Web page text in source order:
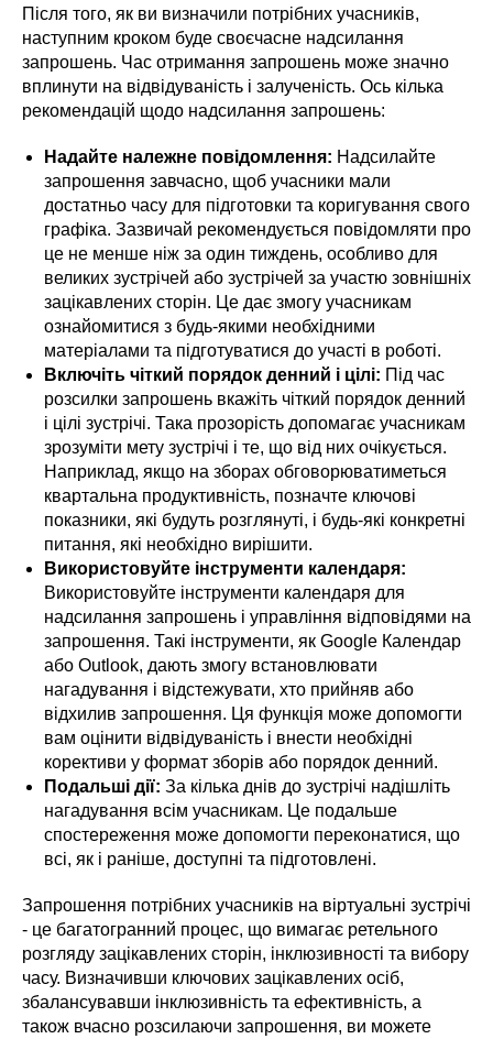
Після того, як ви визначили потрібних учасників,
наступним кроком буде своєчасне надсилання
запрошень. Час отримання запрошень може значно
вплинути на відвідуваність і залученість. Ось кілька
рекомендацій щодо надсилання запрошень:
Надайте належне повідомлення: Надсилайте
запрошення завчасно, щоб учасники мали
достатньо часу для підготовки та коригування свого
графіка. Зазвичай рекомендується повідомляти про
це не менше ніж за один тиждень, особливо для
великих зустрічей або зустрічей за участю зовнішніх
зацікавлених сторін. Це дає змогу учасникам
ознайомитися з будь-якими необхідними
матеріалами та підготуватися до участі в роботі.
Включіть чіткий порядок денний і цілі: Під час
розсилки запрошень вкажіть чіткий порядок денний
і цілі зустрічі. Така прозорість допомагає учасникам
зрозуміти мету зустрічі і те, що від них очікується.
Наприклад, якщо на зборах обговорюватиметься
квартальна продуктивність, позначте ключові
показники, які будуть розглянуті, і будь-які конкретні
питання, які необхідно вирішити.
Використовуйте інструменти календаря:
Використовуйте інструменти календаря для
надсилання запрошень і управління відповідями на
запрошення. Такі інструменти, як Google Календар
або Outlook, дають змогу встановлювати
нагадування і відстежувати, хто прийняв або
відхилив запрошення. Ця функція може допомогти
вам оцінити відвідуваність і внести необхідні
корективи у формат зборів або порядок денний.
Подальші дії: За кілька днів до зустрічі надішліть
нагадування всім учасникам. Це подальше
спостереження може допомогти переконатися, що
всі, як і раніше, доступні та підготовлені.
Запрошення потрібних учасників на віртуальні зустрічі
- це багатогранний процес, що вимагає ретельного
розгляду зацікавлених сторін, інклюзивності та вибору
часу. Визначивши ключових зацікавлених осіб,
збалансувавши інклюзивність та ефективність, а
також вчасно розсилаючи запрошення, ви можете